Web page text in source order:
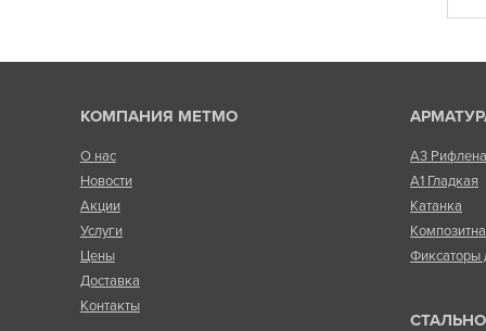
КОМПАНИЯ МЕТМО
О нас
Новости
Акции
Услуги
Цены
Доставка
Контакты
А3
А1 Гладкая
Катанка
Фиксаторы